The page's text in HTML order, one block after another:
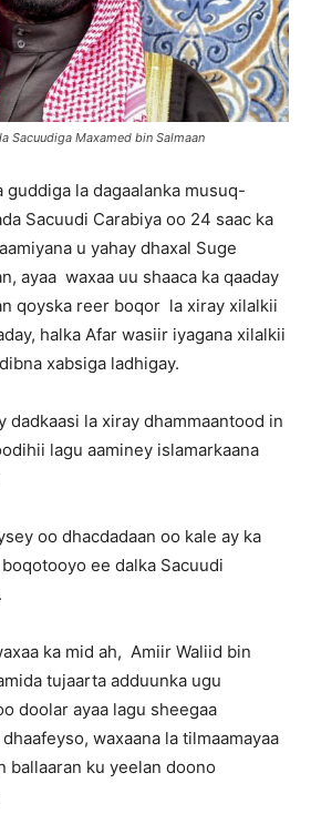
Sacuudiga Maxamed bin Salmaan
guddiga la dagaalanka musuq-
Sacuudi Carabiya oo 24 saac ka
u yahay dhaxal Suge
ayaa waxaa uu shaaca ka qaaday
qoyska reer boqor la xiray xilalkii
halka Afar wasiir iyagana xilalkii
xabsiga ladhigay.
dadkaasi la xiray dhammaantood in
lagu aaminey islamarkaana
oo dhacdadaan oo kale ay ka
ee dalka Sacuudi
ka mid ah, Amiir Waliid bin
tujaarta adduunka ugu
doolar ayaa lagu sheegaa
waxaana la tilmaamayaa
ballaaran ku yeelan doono